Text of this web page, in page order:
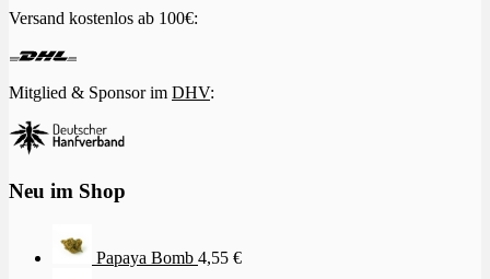
Versand kostenlos ab 100€:
Mitglied & Sponsor im DHV:
Neu im Shop
Papaya Bomb 4,55 €